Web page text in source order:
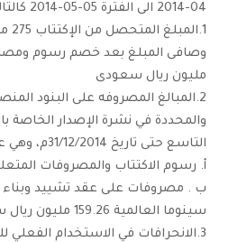
04-2014 الى الفترة 05-05-2014 كالتالي :
مليون ريال سعودى
2.المبالغ المصروفه على البنود
والمحددة في نشرة الإصدار الخاصة
التاسع حتى تاريخ 31/12/2014م، وهي على النحو التالي:
أ. رسوم الاكتتاب والمصروفات المتعلقة به 9.4
ب . مصروفات على عقد تشييد وبناء
سينوما العالمية 159.26 مليون ريال سعودى
3.الانحرافات في الاستخدام